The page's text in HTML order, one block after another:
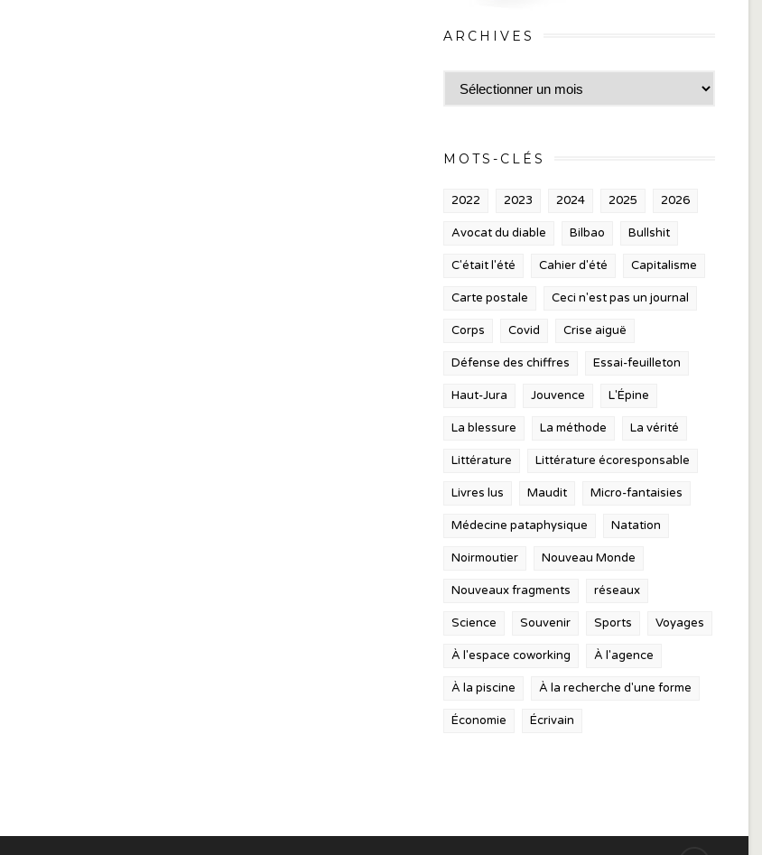
ARCHIVES
Archives
MOTS-CLÉS
2022 2023 2024 2025 2026
Avocat du diable Bilbao Bullshit
C'était l'été Cahier d'été Capitalisme
Carte postale Ceci n'est pas un journal
Corps Covid Crise aiguë
Défense des chiffres Essai-feuilleton
Haut-Jura Jouvence L'Épine
La blessure La méthode La vérité
Littérature Littérature écoresponsable
Livres lus Maudit Micro-fantaisies
Médecine pataphysique Natation
Noirmoutier Nouveau Monde
Nouveaux fragments réseaux
Science Souvenir Sports Voyages
À l'espace coworking À l'agence
À la piscine À la recherche d'une forme
Économie Écrivain